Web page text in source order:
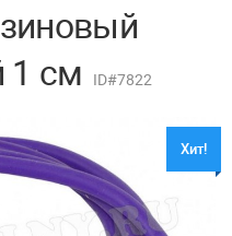
1 см
ID#7822
Хит!